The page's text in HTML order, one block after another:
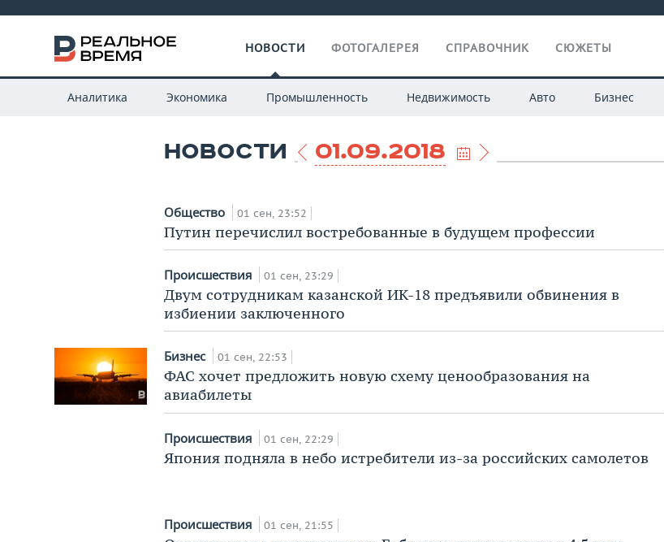
НОВОСТИ ФОТОГАЛЕРЕЯ СПРАВОЧНИК СЮЖЕТЫ
Аналитика Экономика Промышленность Недвижимость Авто Бизнес
НОВОСТИ 01.09.2018
Общество 01 сен, 23:52
Путин перечислил востребованные в будущем профессии
Происшествия 01 сен, 23:29
Двум сотрудникам казанской ИК-18 предъявили обвинения в
избиении заключенного
Бизнес 01 сен, 22:53
ФАС хочет предложить новую схему ценообразования на
авиабилеты
Происшествия 01 сен, 22:29
Япония подняла в небо истребители из-за российских самолетов
Происшествия 01 сен, 21:55